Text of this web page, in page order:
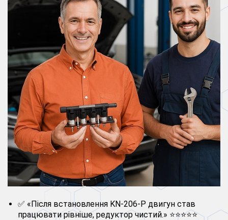
✅ «Після встановлення KN-206-P двигун став
працювати рівніше, редуктор чистий.» ⭐⭐⭐⭐⭐